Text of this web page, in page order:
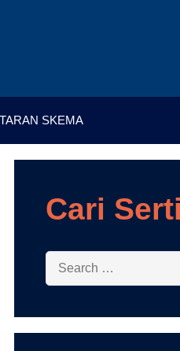
SKEMA
Cari